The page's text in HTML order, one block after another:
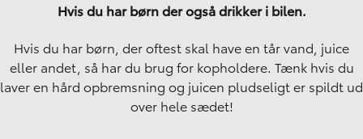
Hvis du har børn der også drikker i bilen.
Hvis du har børn, der oftest skal have en tår vand, juice
eller andet, så har du brug for kopholdere. Tænk hvis du
laver en hård opbremsning og juicen pludseligt er spildt ud
over hele sædet!